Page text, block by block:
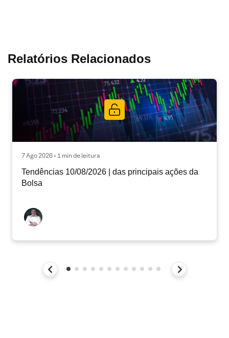
Relatórios Relacionados
7 Ago 2026 • 1 min de leitura
Tendências 10/08/2026 | das principais ações da
Bolsa